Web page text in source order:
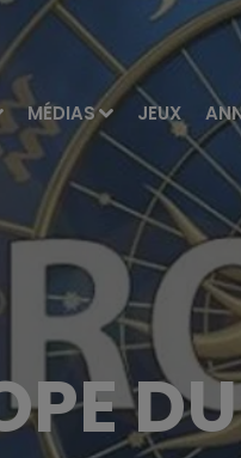
MÉDIAS JEUX